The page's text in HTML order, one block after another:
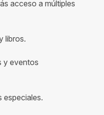
acceso a múltiples
libros.
y eventos
especiales.